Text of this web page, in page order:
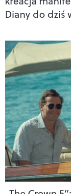
Diany do dziś